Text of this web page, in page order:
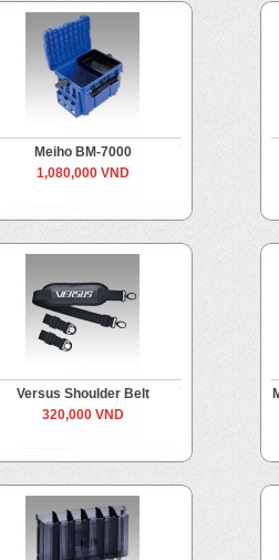
Meiho BM-7000
1,080,000 VND
Versus Shoulder Belt
320,000 VND